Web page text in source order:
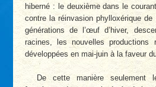
hiberné : le deuxième dans le
contre la réinvasion phylloxérique
générations de l’œuf d’hiver,
racines, les nouvelles productions
développées en mai-juin à la faveur
De cette manière seulement